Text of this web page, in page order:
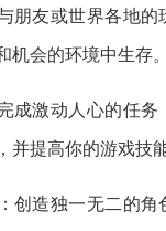
朋友或世界各地的
机会的环境中生存。
成激动人心的任务
并提高你的游戏技能
创造独一无二的角